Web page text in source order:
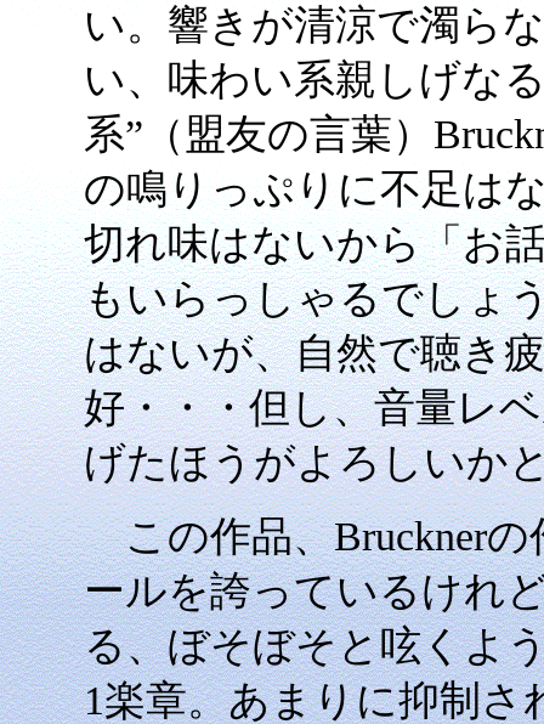
い。響きが清涼で濁ら
い、味わい系親しげな
系”（盟友の言葉）
の鳴りっぷりに不足は
切れ味はないから「お
もいらっしゃるでしょ
はないが、自然で聴き
好・・・但し、音量レ
げたほうがよろしいか
この作品、Brucknerの
ールを誇っているけれ
る、ぼそぼそと呟くよ
1楽章。あまりに抑制